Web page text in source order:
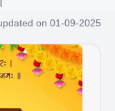
on 01-09-2025